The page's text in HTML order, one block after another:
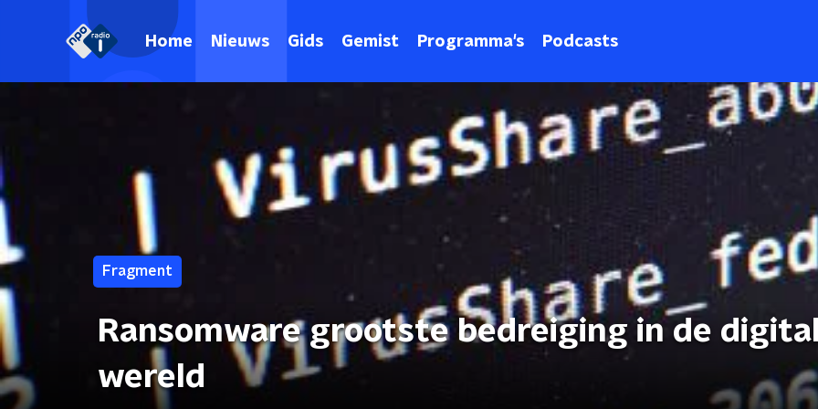
Home Nieuws Gids Gemist Programma's Podcasts
Fragment
Ransomware grootste bedreiging in de
wereld